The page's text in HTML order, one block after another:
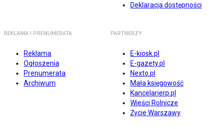
Deklaracja dostępności
REKLAMA I PRENUMERATA
Reklama
Ogłoszenia
Prenumerata
Archiwum
PARTNERZY
E-kiosk.pl
E-gazety.pl
Nexto.pl
Mała księgowość
Kancelarierp.pl
Wieści Rolnicze
Życie Warszawy